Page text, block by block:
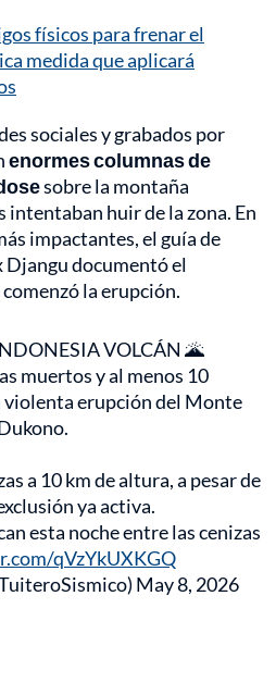
físicos para frenar el
medida que aplicará
sociales y grabados por
enormes columnas de
sobre la montaña
huir de la zona. En
impactantes, el guía de
documentó el
la erupción.
VOLCÁN 🌋
muertos y al menos 10
violenta erupción del Monte
a 10 km de altura, a pesar de
ya activa.
esta noche entre las cenizas
qVzYkUXKGQ
May 8, 2026